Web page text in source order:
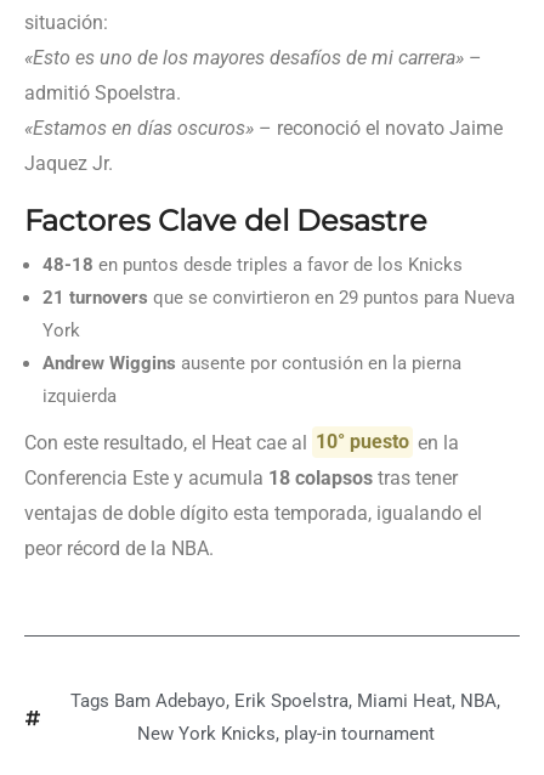
situación:
«Esto es uno de los mayores desafíos de mi carrera» –
admitió Spoelstra.
«Estamos en días oscuros» – reconoció el novato Jaime
Jaquez Jr.
Factores Clave del Desastre
48-18 en puntos desde triples a favor de los Knicks
21 turnovers que se convirtieron en 29 puntos para Nueva
York
Andrew Wiggins ausente por contusión en la pierna
izquierda
Con este resultado, el Heat cae al 10° puesto en la
Conferencia Este y acumula 18 colapsos tras tener
ventajas de doble dígito esta temporada, igualando el
peor récord de la NBA.
Tags Bam Adebayo, Erik Spoelstra, Miami Heat, NBA,
New York Knicks, play-in tournament